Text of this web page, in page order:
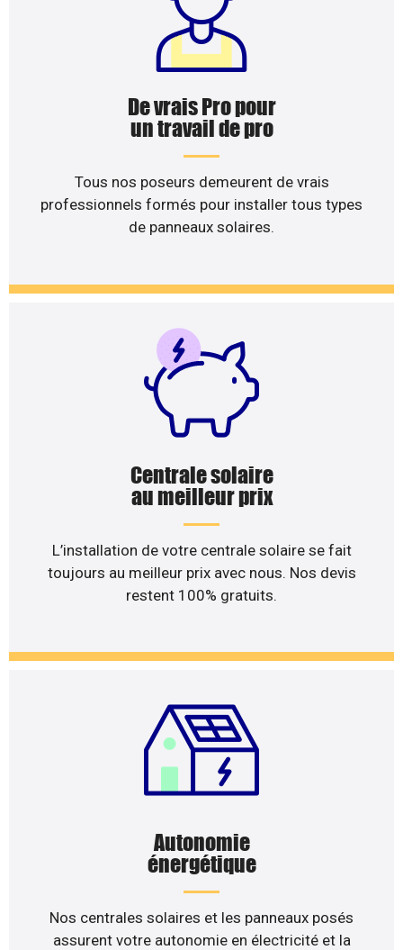
De vrais Pro pour
un travail de pro
Tous nos poseurs demeurent de vrais
professionnels formés pour installer tous types
de panneaux solaires.
Centrale solaire
au meilleur prix
L’installation de votre centrale solaire se fait
toujours au meilleur prix avec nous. Nos devis
restent 100% gratuits.
Autonomie
énergétique
Nos centrales solaires et les panneaux posés
assurent votre autonomie en électricité et la